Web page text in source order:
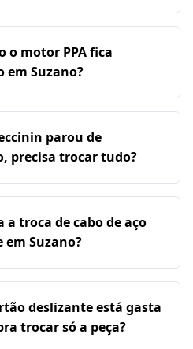
o motor PPA fica
Suzano?
parou de
precisa trocar tudo?
troca de cabo de aço
Suzano?
deslizante está gasta
trocar só a peça?